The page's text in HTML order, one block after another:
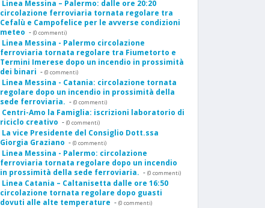
Linea Messina – Palermo: dalle ore 20:20
circolazione ferroviaria tornata regolare tra
Cefalù e Campofelice per le avverse condizioni
meteo - (0 commenti)
Linea Messina - Palermo circolazione
ferroviaria tornata regolare tra Fiumetorto e
Termini Imerese dopo un incendio in prossimità
dei binari - (0 commenti)
Linea Messina - Catania: circolazione tornata
regolare dopo un incendio in prossimità della
sede ferroviaria. - (0 commenti)
Centri-Amo la Famiglia: iscrizioni laboratorio di
riciclo creativo - (0 commenti)
La vice Presidente del Consiglio Dott.ssa
Giorgia Graziano - (0 commenti)
Linea Messina - Palermo: circolazione
ferroviaria tornata regolare dopo un incendio
in prossimità della sede ferroviaria. - (0 commenti)
Linea Catania – Caltanisetta dalle ore 16:50
circolazione tornata regolare dopo guasti
dovuti alle alte temperature - (0 commenti)